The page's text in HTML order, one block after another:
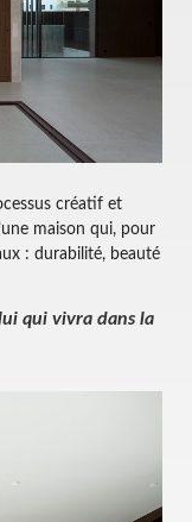
créatif et
maison qui, pour
: durabilité, beauté
qui vivra dans la